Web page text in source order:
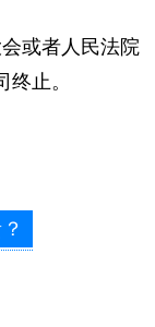
或者人民法院
止。